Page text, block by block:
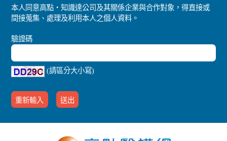
本人同意高點‧知識達公司及其關係企業與合作對象，得直接或
間接蒐集、處理及利用本人之個人資料。
驗證碼
(請區分大小寫)